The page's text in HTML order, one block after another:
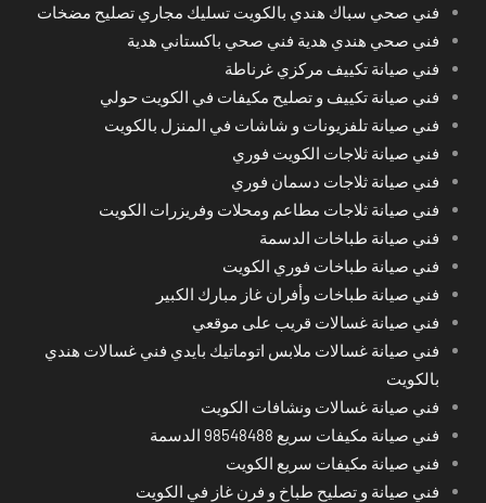
فني صحي سباك هندي بالكويت تسليك مجاري تصليح مضخات
فني صحي هندي هدية فني صحي باكستاني هدية
فني صيانة تكييف مركزي غرناطة
فني صيانة تكييف و تصليح مكيفات في الكويت حولي
فني صيانة تلفزيونات و شاشات في المنزل بالكويت
فني صيانة ثلاجات الكويت فوري
فني صيانة ثلاجات دسمان فوري
فني صيانة ثلاجات مطاعم ومحلات وفريزرات الكويت
فني صيانة طباخات الدسمة
فني صيانة طباخات فوري الكويت
فني صيانة طباخات وأفران غاز مبارك الكبير
فني صيانة غسالات قريب على موقعي
فني صيانة غسالات ملابس اتوماتيك بايدي فني غسالات هندي
بالكويت
فني صيانة غسالات ونشافات الكويت
فني صيانة مكيفات سريع 98548488 الدسمة
فني صيانة مكيفات سريع الكويت
فني صيانة و تصليح طباخ و فرن غاز في الكويت